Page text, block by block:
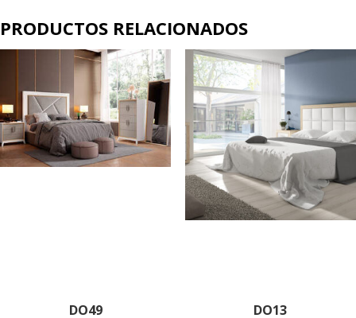
PRODUCTOS RELACIONADOS
DO49 DO13